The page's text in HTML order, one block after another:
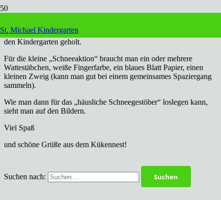
St. Michael Kindergarten
Da es noch nicht nach Schnee aussieht, haben wir diesen einfach in
den Kindergarten geholt.
Für die kleine „Schneeaktion“ braucht man ein oder mehrere
Wattestäbchen, weiße Fingerfarbe, ein blaues Blatt Papier, einen
kleinen Zweig (kann man gut bei einem gemeinsames Spaziergang
sammeln).
Wie man dann für das „häusliche Schneegestöber“ loslegen kann,
sieht man auf den Bildern.
Viel Spaß
und schöne Grüße aus dem Kükennest!
Suchen nach: